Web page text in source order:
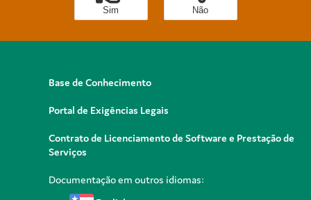
Sim Não
Base de Conhecimento
Portal de Exigências Legais
Contrato de Licenciamento de Software e Prestação de
Serviços
Documentação em outros idiomas: